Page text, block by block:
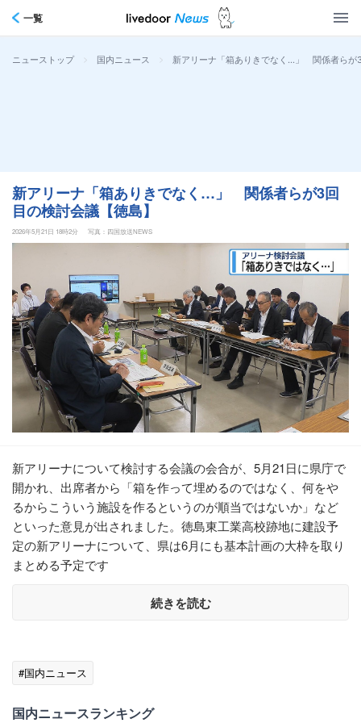
一覧
ニューストップ > 国内ニュース > 新アリーナ「箱ありきでなく…」 関係者らが
新アリーナ「箱ありきでなく…」 関係者らが3回
目の検討会議【徳島】
2026年5月21日 18時2分 写真：四国放送NEWS
新アリーナについて検討する会議の会合が、5月21日に県庁で
開かれ、出席者から「箱を作って埋めるのではなく、何をや
るからこういう施設を作るというのが順当ではないか」など
といった意見が出されました。徳島東工業高校跡地に建設予
定の新アリーナについて、県は6月にも基本計画の大枠を取り
まとめる予定です
続きを読む
#国内ニュース
国内ニュースランキング